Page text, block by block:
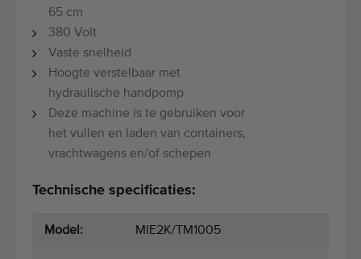
65 cm
380 Volt
Vaste snelheid
Hoogte verstelbaar met
hydraulische handpomp
Deze machine is te gebruiken voor
het vullen en laden van containers,
vrachtwagens en/of schepen
Technische specificaties:
Model: MIE2K/TM1005